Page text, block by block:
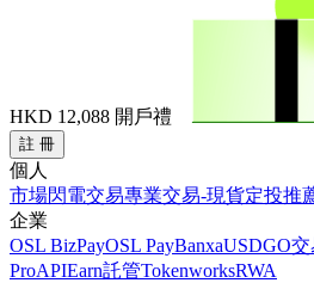
HKD 12,088 開戶禮
註 冊
個人
市場閃電交易專業交易-現貨定投推
企業
OSL BizPayOSL PayBanxaUSDGO交
ProAPIEarn託管TokenworksRWA